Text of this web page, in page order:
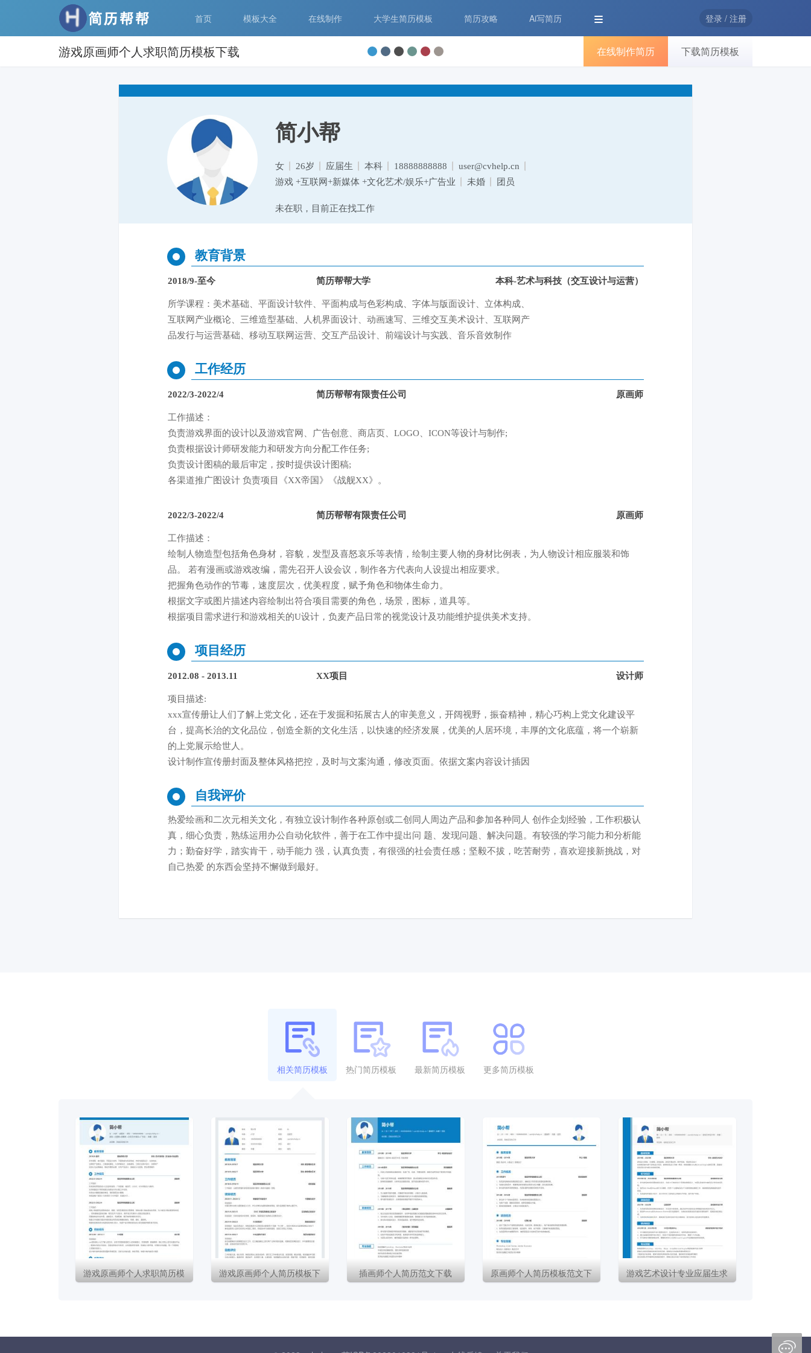
首页 模板大全 在线制作 大学生简历模板 简历攻略 Ai写简历 登录 / 注册
游戏原画师个人求职简历模板下载 在线制作简历 下载简历模板
简小帮
女 26岁 应届生 本科 18888888888
user@cvhelp.cn
游戏 +互联网+新媒体 +文化艺术/娱乐+广告业
未婚 团员
未在职，目前正在找工作
教育背景
2018/9-至今 简历帮帮大学 本科-艺术与科技（交互设计与运营）
所学课程：美术基础、平面设计软件、平面构成与色彩构成、字体与版面设计、立体构成、
互联网产业概论、三维造型基础、人机界面设计、动画速写、三维交互美术设计、互联网产
品发行与运营基础、移动互联网运营、交互产品设计、前端设计与实践、音乐音效制作
工作经历
2022/3-2022/4 简历帮帮有限责任公司 原画师
工作描述：
负责游戏界面的设计以及游戏官网、广告创意、商店页、LOGO、ICON等设计与制作;
负责根据设计师研发能力和研发方向分配工作任务;
负责设计图稿的最后审定，按时提供设计图稿;
各渠道推广图设计 负责项目《XX帝国》《战舰XX》。
2022/3-2022/4 简历帮帮有限责任公司 原画师
工作描述：
绘制人物造型包括角色身材，容貌，发型及喜怒哀乐等表情，绘制主要人物的身材比例表，为人物设计相应服装和饰
品。 若有漫画或游戏改编，需先召开人设会议，制作各方代表向人设提出相应要求。
把握角色动作的节毒，速度层次，优美程度，赋予角色和物体生命力。
根据文字或图片描述内容绘制出符合项目需要的角色，场景，图标，道具等。
根据项目需求进行和游戏相关的U设计，负麦产品日常的视觉设计及功能维护提供美术支持。
项目经历
2012.08 - 2013.11 XX项目 设计师
项目描述:
xxx宣传册让人们了解上党文化，还在于发掘和拓展古人的审美意义，开阔视野，振奋精神，精心巧构上党文化建设平
台，提高长治的文化品位，创造全新的文化生活，以快速的经济发展，优美的人居环境，丰厚的文化底蕴，将一个崭新
的上党展示给世人。
设计制作宣传册封面及整体风格把控，及时与文案沟通，修改页面。依据文案内容设计插因
自我评价
热爱绘画和二次元相关文化，有独立设计制作各种原创或二创同人周边产品和参加各种同人 创作企划经验，工作积极认
真，细心负责，熟练运用办公自动化软件，善于在工作中提出问 题、发现问题、解决问题。有较强的学习能力和分析能
力；勤奋好学，踏实肯干，动手能力 强，认真负责，有很强的社会责任感；坚毅不拔，吃苦耐劳，喜欢迎接新挑战，对
自己热爱 的东西会坚持不懈做到最好。
相关简历模板 热门简历模板 最新简历模板 更多简历模板
游戏原画师个人求职简历模 游戏原画师个人简历模板下 插画师个人简历范文下载 原画师个人简历模板范文下 游戏艺术设计专业应届生求
